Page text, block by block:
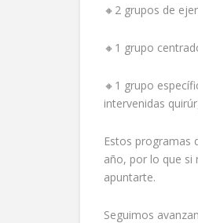
🔸2 grupos de
🔸1 grupo
🔸1 grupo
intervenidas
Estos programas
año, por lo que si
apuntarte.
Seguimos